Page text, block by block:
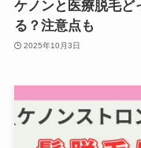
ケノンと医療脱毛ど
る？注意点も
2025年10月3日